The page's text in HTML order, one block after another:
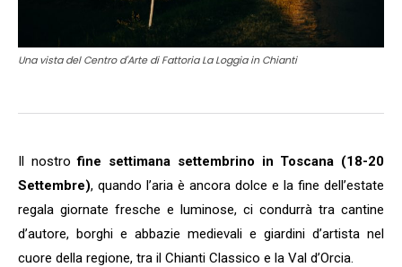
Una vista del Centro d'Arte di Fattoria La Loggia in Chianti
Il nostrofine settimana settembrino in Toscana (18-20
Settembre), quando l’aria è ancora dolce e la fine dell’estate
regala giornate fresche e luminose, ci condurrà tra cantine
d’autore, borghi e abbazie medievali e giardini d’artista nel
cuore della regione, tra il Chianti Classico e la Val d’Orcia.